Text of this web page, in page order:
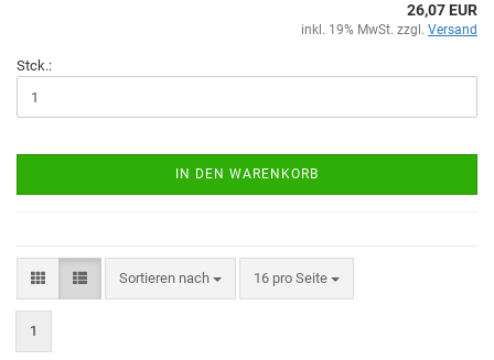
26,07 EUR
inkl. 19% MwSt. zzgl. Versand
Stck.:
IN DEN WARENKORB
Sortieren nach 16 pro Seite
1